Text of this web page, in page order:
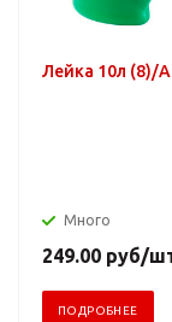
Лейка 10л (8)/
Много
249.00 руб/
ПОДРОБНЕЕ